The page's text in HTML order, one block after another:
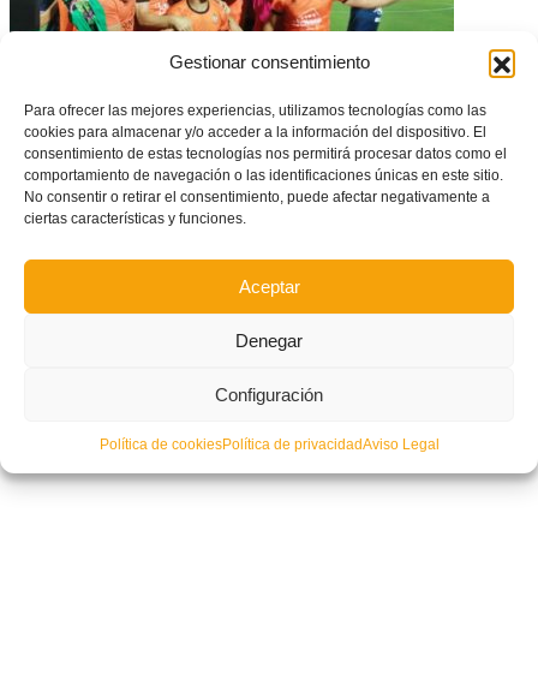
Gestionar consentimiento
Para ofrecer las mejores experiencias, utilizamos tecnologías como las
cookies para almacenar y/o acceder a la información del dispositivo. El
consentimiento de estas tecnologías nos permitirá procesar datos como el
comportamiento de navegación o las identificaciones únicas en este sitio.
No consentir o retirar el consentimiento, puede afectar negativamente a
ciertas características y funciones.
Aceptar
Denegar
Configuración
Política de cookiesPolítica de privacidadAviso Legal
El Atzeneta hace historia y sube a Segunda B – CD Alcoyano vs Atzeneta
UE (0-1)